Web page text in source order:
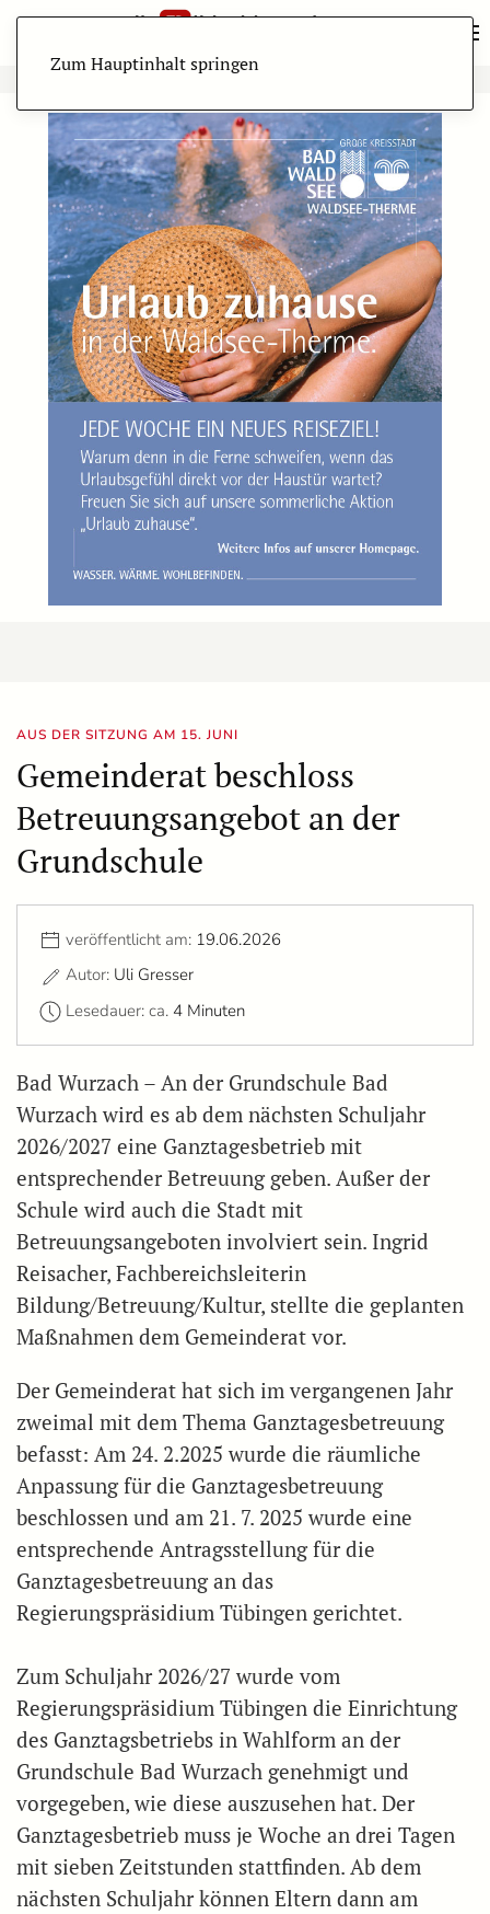
Zum Hauptinhalt springen
AUS DER SITZUNG AM 15. JUNI
Gemeinderat beschloss
Betreuungsangebot an der
Grundschule
veröffentlicht am: 19.06.2026
Autor: Uli Gresser
Lesedauer: ca. 4 Minuten
Bad Wurzach – An der Grundschule Bad
Wurzach wird es ab dem nächsten Schuljahr
2026/2027 eine Ganztagesbetrieb mit
entsprechender Betreuung geben. Außer der
Schule wird auch die Stadt mit
Betreuungsangeboten involviert sein. Ingrid
Reisacher, Fachbereichsleiterin
Bildung/Betreuung/Kultur, stellte die geplanten
Maßnahmen dem Gemeinderat vor.
Der Gemeinderat hat sich im vergangenen Jahr
zweimal mit dem Thema Ganztagesbetreuung
befasst: Am 24. 2.2025 wurde die räumliche
Anpassung für die Ganztagesbetreuung
beschlossen und am 21. 7. 2025 wurde eine
entsprechende Antragsstellung für die
Ganztagesbetreuung an das
Regierungspräsidium Tübingen gerichtet.
Zum Schuljahr 2026/27 wurde vom
Regierungspräsidium Tübingen die Einrichtung
des Ganztagsbetriebs in Wahlform an der
Grundschule Bad Wurzach genehmigt und
vorgegeben, wie diese auszusehen hat. Der
Ganztagesbetrieb muss je Woche an drei Tagen
mit sieben Zeitstunden stattfinden. Ab dem
nächsten Schuljahr können Eltern dann am